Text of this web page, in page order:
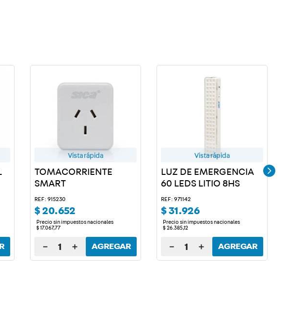
Vista rápida
TOMACORRIENTE
SMART
REF: 915230
$20.652
Precio sin impuestos nacionales
$ 17.067,77
＋
－ AGREGAR
Vista rápida
LUZ DE EMERGENCIA
60 LEDS LITIO 8HS
REF: 971142
$31.926
Precio sin impuestos nacionales
$26 .385,12
＋
－ AGREGAR